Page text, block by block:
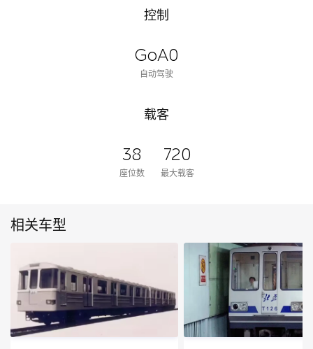
控制
GoA0
自动驾驶
载客
38
座位数
720
最大载客
相关车型